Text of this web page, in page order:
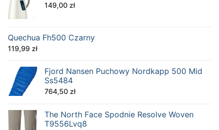
149,00 zł
Quechua Fh500 Czarny
119,99 zł
Fjord Nansen Puchowy Nordkapp 500 Mid
Ss5484
764,50 zł
The North Face Spodnie Resolve Woven
T9556Lvq8